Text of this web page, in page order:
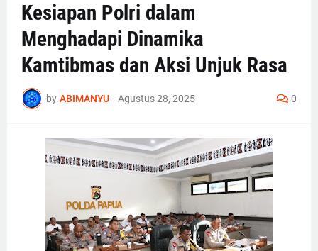
Kesiapan Polri dalam
Menghadapi Dinamika
Kamtibmas dan Aksi Unjuk Rasa
by ABIMANYU - Agustus 28, 2025 0